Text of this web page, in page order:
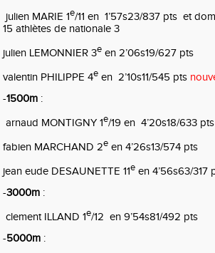
julien MARIE 1e/11 en 1’57s23/837 pts et
15 athlètes de nationale 3
julien LEMONNIER 3e en 2’06s19/627 pts
valentin PHILIPPE 4e en 2’10s11/545 pts
-1500m :
arnaud MONTIGNY 1e/19 en 4’20s18/633 pts
fabien MARCHAND 2e en 4’26s13/574 pts
jean eude DESAUNETTE 11e en 4’56s63/317
-3000m :
clement ILLAND 1e/12 en 9’54s81/492 pts
-5000m :